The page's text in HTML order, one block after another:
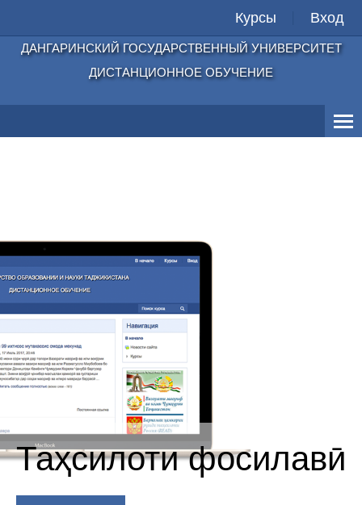
Курсы Вход
ДАНГАРИНСКИЙ ГОСУДАРСТВЕННЫЙ УНИВЕРСИТЕТ
ДИСТАНЦИОННОЕ ОБУЧЕНИЕ
Документы
Русский ‎(ru)‎
Таҳсилоти фосилавӣ